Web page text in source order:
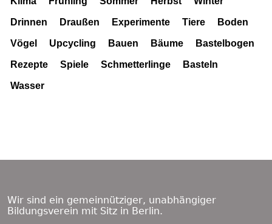
Drinnen Draußen Experimente Tiere Boden
Vögel Upcycling Bauen Bäume Bastelbogen
Rezepte Spiele Schmetterlinge Basteln
Wasser
Wir sind ein gemeinnütziger, unabhängiger
Bildungsverein mit Sitz in Berlin.